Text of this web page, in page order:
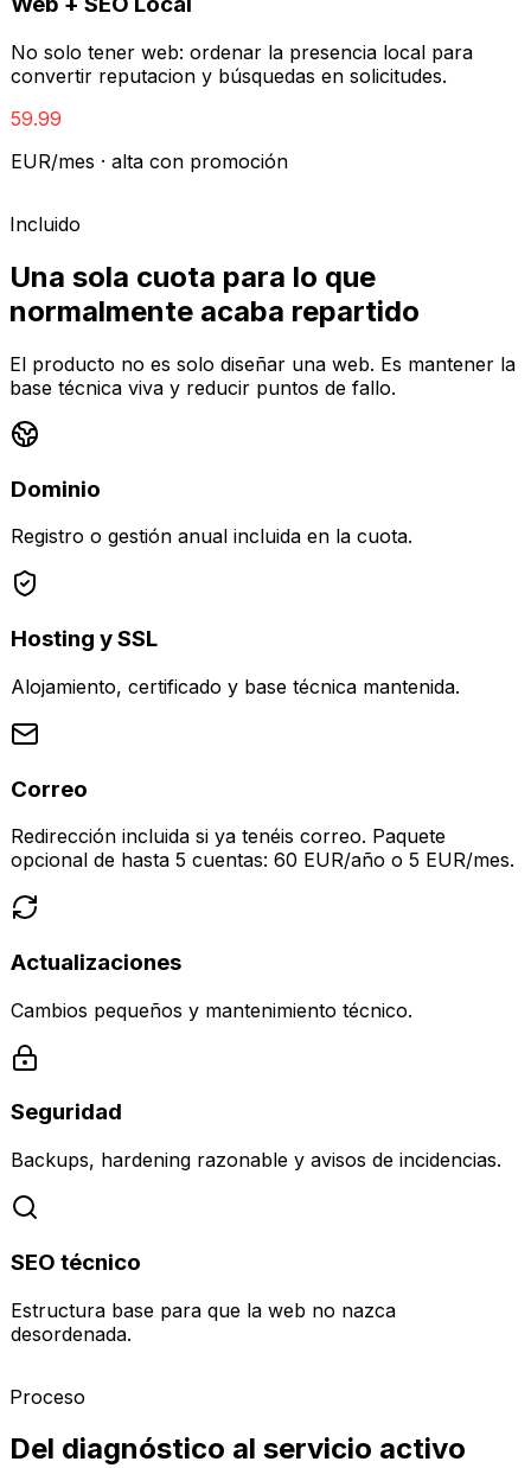
No solo tener web: ordenar la presencia local para
convertir reputacion y búsquedas en solicitudes.
59.99
EUR/mes · alta con promoción
Incluido
Una sola cuota para lo que
normalmente acaba repartido
El producto no es solo diseñar una web. Es mantener la
base técnica viva y reducir puntos de fallo.
Dominio
Registro o gestión anual incluida en la cuota.
Hosting y SSL
Alojamiento, certificado y base técnica mantenida.
Correo
Redirección incluida si ya tenéis correo. Paquete
opcional de hasta 5 cuentas: 60 EUR/año o 5 EUR/mes.
Actualizaciones
Cambios pequeños y mantenimiento técnico.
Seguridad
Backups, hardening razonable y avisos de incidencias.
SEO técnico
Estructura base para que la web no nazca
desordenada.
Proceso
Del diagnóstico al servicio activo